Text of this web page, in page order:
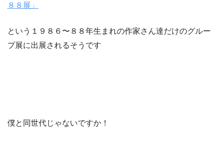
８８展」
という１９８６〜８８年生まれの作家さん達だけのグルー
プ展に出展されるそうです
僕と同世代じゃないですか！